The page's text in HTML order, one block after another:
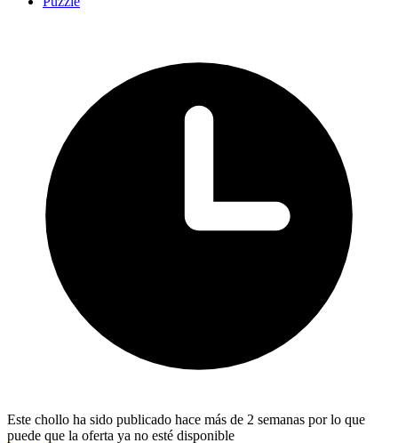
Este chollo ha sido publicado hace más de 2 semanas por lo que
puede que la oferta ya no esté disponible